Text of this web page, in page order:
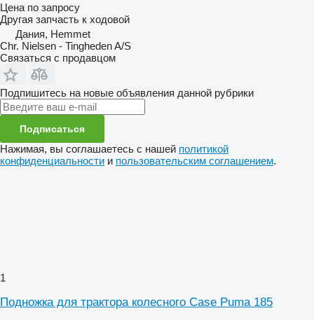
Цена по запросу
Другая запчасть к ходовой
Дания, Hemmet
Chr. Nielsen - Tingheden A/S
Связаться с продавцом
Подпишитесь на новые объявления данной рубрики
Подписаться
Нажимая, вы соглашаетесь с нашей политикой
конфиденциальности и пользовательским соглашением.
1
Подножка для трактора колесного Case Puma 185